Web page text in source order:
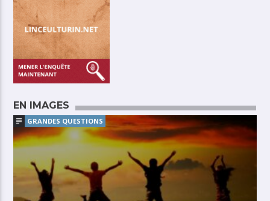
EN IMAGES
GRANDES QUESTIONS